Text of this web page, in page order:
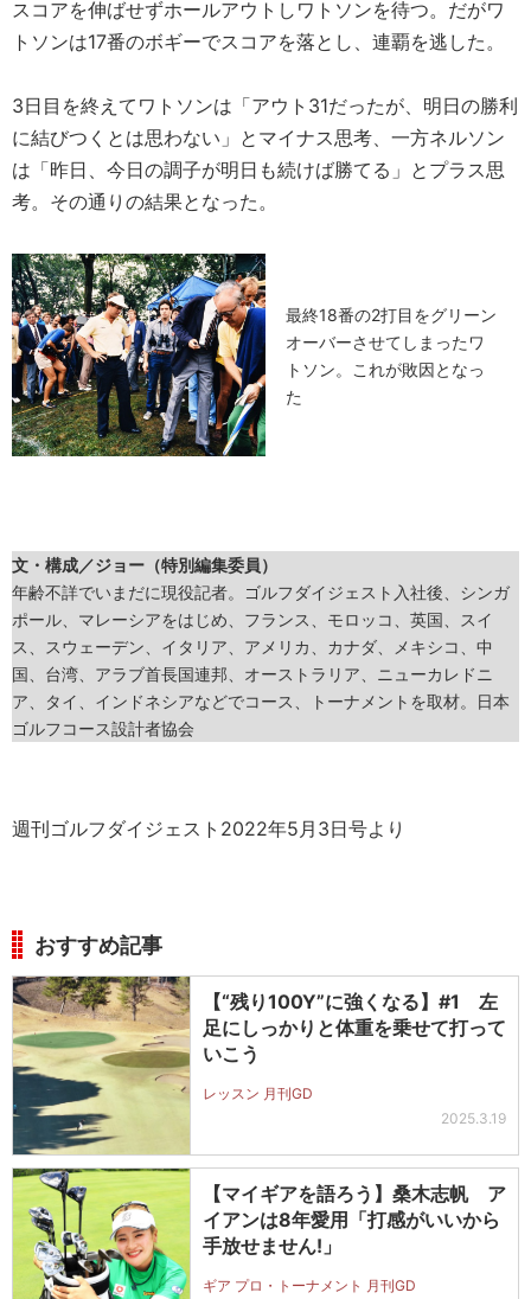
スコアを伸ばせずホールアウトしワトソンを待つ。だがワ
トソンは17番のボギーでスコアを落とし、連覇を逃した。
3日目を終えてワトソンは「アウト31だったが、明日の勝利
に結びつくとは思わない」とマイナス思考、一方ネルソン
は「昨日、今日の調子が明日も続けば勝てる」とプラス思
考。その通りの結果となった。
最終18番の2打目をグリーン
オーバーさせてしまったワ
トソン。これが敗因となっ
た
文・構成／ジョー（特別編集委員）
年齢不詳でいまだに現役記者。ゴルフダイジェスト入社後、シンガ
ポール、マレーシアをはじめ、フランス、モロッコ、英国、スイ
ス、スウェーデン、イタリア、アメリカ、カナダ、メキシコ、中
国、台湾、アラブ首長国連邦、オーストラリア、ニューカレドニ
ア、タイ、インドネシアなどでコース、トーナメントを取材。日本
ゴルフコース設計者協会
週刊ゴルフダイジェスト2022年5月3日号より
おすすめ記事
【“残り100Y”に強くなる】#1 左
足にしっかりと体重を乗せて打って
いこう
レッスン 月刊GD
2025.3.19
【マイギアを語ろう】桑木志帆 ア
イアンは8年愛用「打感がいいから
手放せません!」
ギア プロ・トーナメント 月刊GD